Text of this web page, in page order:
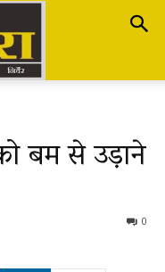
बम से उड़ाने
0